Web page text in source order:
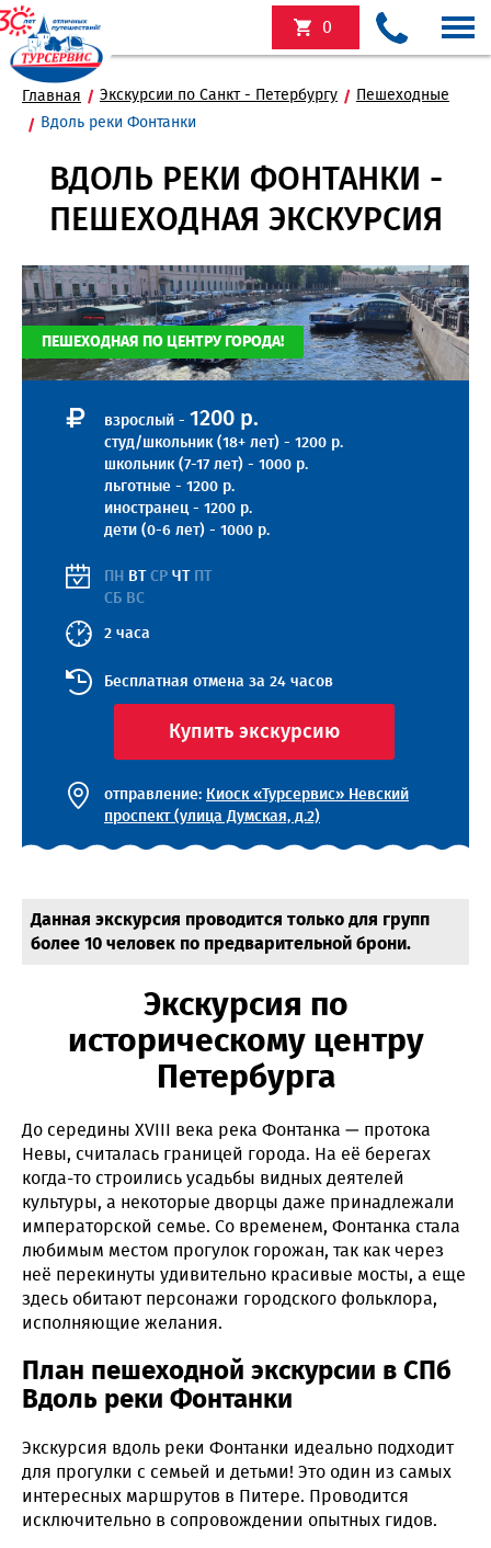
0
Главная Экскурсии по Санкт - Петербургу
Пешеходные
Вдоль реки Фонтанки
ВДОЛЬ РЕКИ ФОНТАНКИ -
ПЕШЕХОДНАЯ ЭКСКУРСИЯ
ПЕШЕХОДНАЯ ПО ЦЕНТРУ ГОРОДА!
взрослый - 1200 р.
студ/школьник (18+ лет) - 1200 р.
школьник (7-17 лет) - 1000 р.
льготные - 1200 р.
иностранец - 1200 р.
дети (0-6 лет) - 1000 р.
ПН ВТ СР ЧТ
СБ ВС
2 часа
Бесплатная отмена за 24 часов
Купить экскурсию
отправление: Киоск «Турсервис» Невский
проспект (улица Думская, д.2)
Данная экскурсия проводится только для групп
более 10 человек по предварительной брони.
Экскурсия по
историческому центру
Петербурга
До середины XVIII века река Фонтанка — протока
Невы, считалась границей города. На её берегах
когда-то строились усадьбы видных деятелей
культуры, а некоторые дворцы даже принадлежали
императорской семье. Со временем, Фонтанка стала
любимым местом прогулок горожан, так как через
неё перекинуты удивительно красивые мосты, а еще
здесь обитают персонажи городского фольклора,
исполняющие желания.
План пешеходной экскурсии в СПб
Вдоль реки Фонтанки
Экскурсия вдоль реки Фонтанки идеально подходит
для прогулки с семьей и детьми! Это один из самых
интересных маршрутов в Питере. Проводится
исключительно в сопровождении опытных гидов.